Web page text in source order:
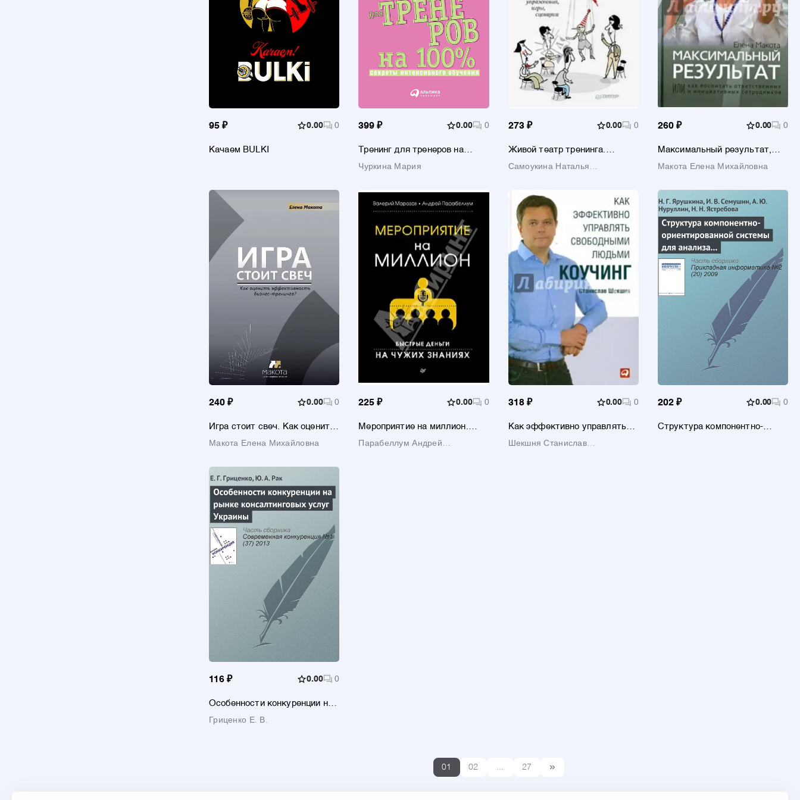
95 ₽ 0.00 0
Качаем BULKI
399 ₽ 0.00 0
Тренинг для тренеров на
обучения
Чуркина Мария
273 ₽ 0.00 0
Живой театр тренинга.
игры, сценарии
Самоукина Наталья
260 ₽ 0.00 0
Максимальный результат,
ответственных и
Макота Елена Михайловна
240 ₽ 0.00 0
Игра стоит свеч. Как оценить
тренинга?
Макота Елена Михайловна
225 ₽ 0.00 0
Мероприятие на миллион.
знаниях
Парабеллум Андрей
318 ₽ 0.00 0
Как эффективно управлять
Шекшня Станислав
202 ₽ 0.00 0
Структура компонентно-
116 ₽ 0.00 0
Особенности конкуренции на
Украины
Гриценко Е. В.
01 02 ... 27